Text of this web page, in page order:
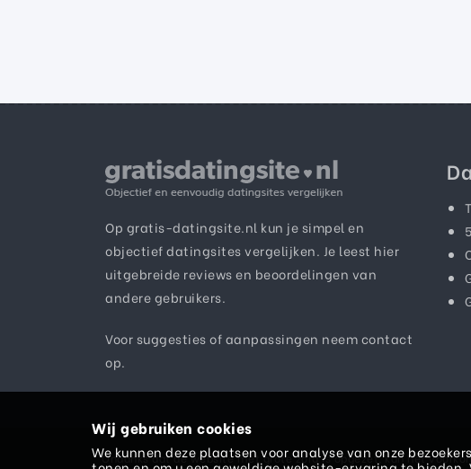
Op gratis-datingsite.nl kun je simpel en
objectief datingsites vergelijken. Je leest hier
uitgebreide reviews en beoordelingen van
andere gebruikers.
Voor suggesties of aanpassingen neemcontact
op.
Ondanks dat de website met grote zorg is opgezet, kan het
Wij gebruiken cookies
We kunnen deze plaatsen voor analyse van onze